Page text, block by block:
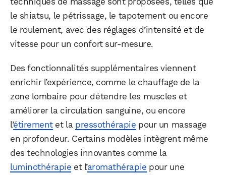
le shiatsu, le pétrissage, le tapotement ou encore
le roulement, avec des réglages d’intensité et de
vitesse pour un confort sur-mesure.
Des fonctionnalités supplémentaires viennent
enrichir l’expérience, comme le chauffage de la
zone lombaire pour détendre les muscles et
améliorer la circulation sanguine, ou encore
l’étirementet la pressothérapie pour un massage
en profondeur. Certains modèles intègrent même
des technologies innovantes comme la
luminothérapie et l’aromathérapie pour une